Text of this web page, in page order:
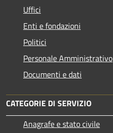
Uffici
Enti e fondazioni
Politici
Personale Amministrativo
Documenti e dati
CATEGORIE DI SERVIZIO
Anagrafe e stato civile